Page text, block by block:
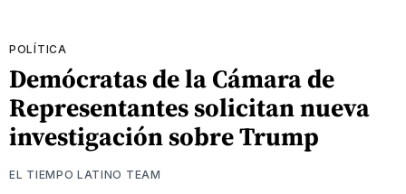
POLÍTICA
Demócratas de la Cámara de
Representantes solicitan nueva
investigación sobre Trump
EL TIEMPO LATINO TEAM